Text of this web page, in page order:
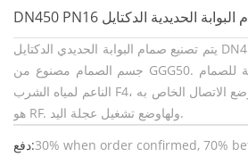
يتم تصنيع صمام البوابة الحديدي الدكتايل DN450 PN16 وفقًا لمعيار DIN.
جسم الصمام مصنوع من GGG50. إنه يتميز بالخصائص الهيكلية للصمام
وضع الاتصال الخاص به
هو RF. ولهاوضع تشغيل عجلة اليد.
دفع:30% when order confirmed, 70%